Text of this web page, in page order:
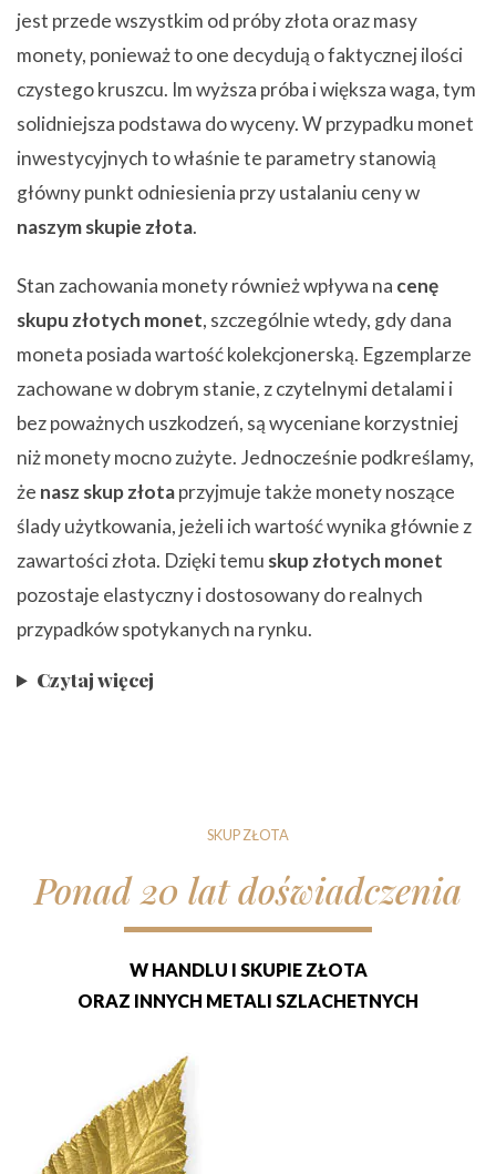
jest przede wszystkim od próby złota oraz masy
monety, ponieważ to one decydują o faktycznej ilości
czystego kruszcu. Im wyższa próba i większa waga, tym
solidniejsza podstawa do wyceny. W przypadku monet
inwestycyjnych to właśnie te parametry stanowią
główny punkt odniesienia przy ustalaniu ceny w
naszym skupie złota.
Stan zachowania monety również wpływa na cenę
skupu złotych monet, szczególnie wtedy, gdy dana
moneta posiada wartość kolekcjonerską. Egzemplarze
zachowane w dobrym stanie, z czytelnymi detalami i
bez poważnych uszkodzeń, są wyceniane korzystniej
niż monety mocno zużyte. Jednocześnie podkreślamy,
że nasz skup złotaprzyjmuje także monety noszące
ślady użytkowania, jeżeli ich wartość wynika głównie z
zawartości złota. Dzięki temu skup złotych monet
pozostaje elastyczny i dostosowany do realnych
przypadków spotykanych na rynku.
Czytaj więcej
SKUP ZŁOTA
Ponad 20 lat doświadczenia
W HANDLU I SKUPIE ZŁOTA
ORAZ INNYCH METALI SZLACHETNYCH